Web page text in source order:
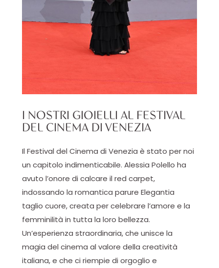
I NOSTRI GIOIELLI AL FESTIVAL
DEL CINEMA DI VENEZIA
Il Festival del Cinema di Venezia è stato per noi
un capitolo indimenticabile. Alessia Polello ha
avuto l’onore di calcare il red carpet,
indossando la romantica parure Elegantia
taglio cuore, creata per celebrare l’amore e la
femminilità in tutta la loro bellezza.
Un’esperienza straordinaria, che unisce la
magia del cinema al valore della creatività
italiana, e che ci riempie di orgoglio e